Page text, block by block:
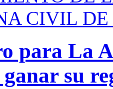
CIVIL DE
para La
su